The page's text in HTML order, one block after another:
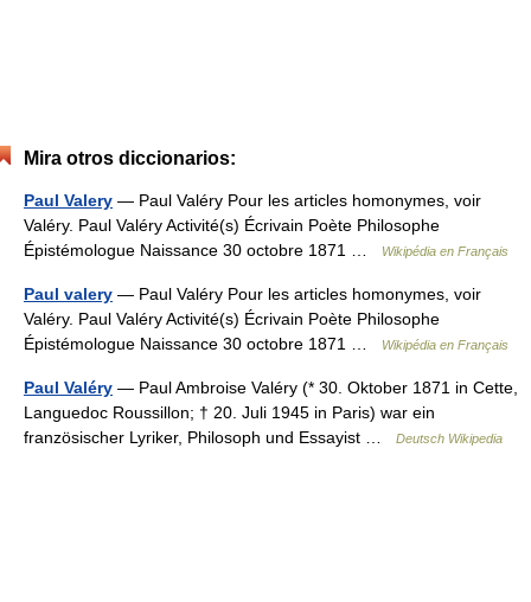
Mira otros diccionarios:
Paul Valery — Paul Valéry Pour les articles homonymes, voir
Valéry. Paul Valéry Activité(s) Écrivain Poète Philosophe
Épistémologue Naissance 30 octobre 1871 …
Wikipédia en Français
Paul valery — Paul Valéry Pour les articles homonymes, voir
Valéry. Paul Valéry Activité(s) Écrivain Poète Philosophe
Épistémologue Naissance 30 octobre 1871 …
Wikipédia en Français
Paul Valéry — Paul Ambroise Valéry (* 30. Oktober 1871 in Cette,
Languedoc Roussillon; † 20. Juli 1945 in Paris) war ein
französischer Lyriker, Philosoph und Essayist …
Deutsch Wikipedia